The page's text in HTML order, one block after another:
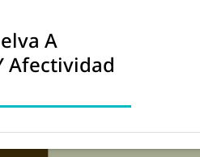
A
Afectividad